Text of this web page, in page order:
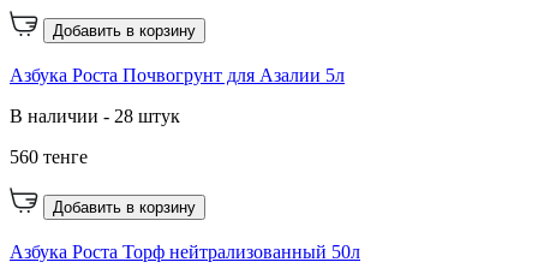
Добавить в корзину
Азбука Роста Почвогрунт для Азалии 5л
В наличии - 28 штук
560 тенге
Добавить в корзину
Азбука Роста Торф нейтрализованный 50л